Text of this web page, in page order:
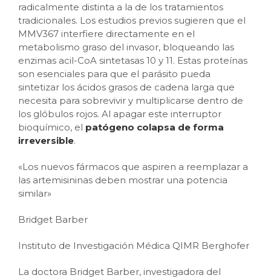
radicalmente distinta a la de los tratamientos
tradicionales. Los estudios previos sugieren que el
MMV367 interfiere directamente en el
metabolismo graso del invasor, bloqueando las
enzimas acil-CoA sintetasas 10 y 11. Estas proteínas
son esenciales para que el parásito pueda
sintetizar los ácidos grasos de cadena larga que
necesita para sobrevivir y multiplicarse dentro de
los glóbulos rojos. Al apagar este interruptor
bioquímico, el patógeno colapsa de forma
irreversible.
«Los nuevos fármacos que aspiren a reemplazar a
las artemisininas deben mostrar una potencia
similar»
Bridget Barber
Instituto de Investigación Médica QIMR Berghofer
La doctora Bridget Barber, investigadora del